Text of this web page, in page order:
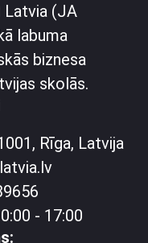
Latvia (JA
labuma
biznesa
skolās.
Rīga, Latvija
- 17:00